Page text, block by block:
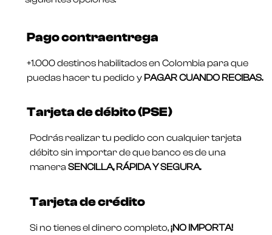
Pago contraentrega
+1.000 destinos habilitados en Colombia para que
puedas hacer tu pedido y PAGAR CUANDO RECIBAS.
Tarjeta de débito (PSE)
Podrás realizar tu pedido con cualquier tarjeta
débito sin importar de que banco es de una
manera SENCILLA, RÁPIDA Y SEGURA.
Tarjeta de crédito
Si no tienes el dinero completo,¡NO IMPORTA!